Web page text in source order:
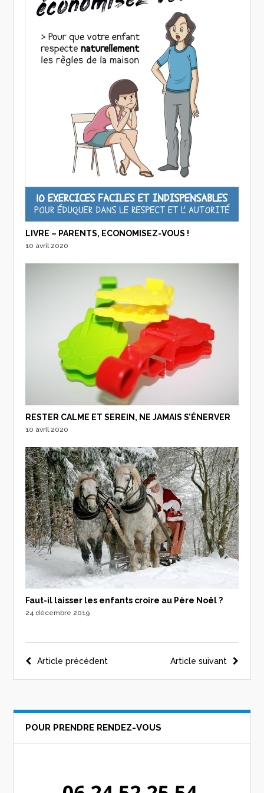
LIVRE – PARENTS, ECONOMISEZ-VOUS !
10 avril 2020
RESTER CALME ET SEREIN, NE JAMAIS S’ÉNERVER
10 avril 2020
Faut-il laisser les enfants croire au Père Noël ?
24 décembre 2019
Navigation
de
Article suivant
Article précédent
POUR PRENDRE RENDEZ-VOUS